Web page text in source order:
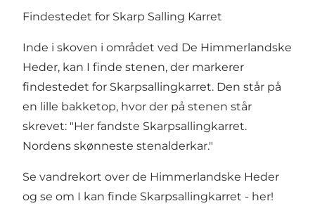
Findestedet for Skarp Salling Karret
Inde i skoven i området ved De Himmerlandske
Heder, kan I finde stenen, der markerer
findestedet for Skarpsallingkarret. Den står på
en lille bakketop, hvor der på stenen står
skrevet: "Her fandste Skarpsallingkarret.
Nordens skønneste stenalderkar."
Se vandrekort over de Himmerlandske Heder
og se om I kan finde Skarpsallingkarret - her!